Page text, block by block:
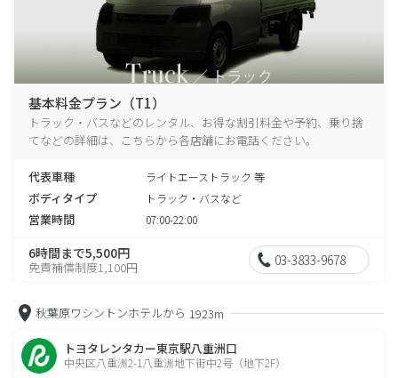
基本料金プラン（T1）
トラック・バスなどのレンタル、お得な割引料金や予約、乗り捨
てなどの詳細は、こちらから各店舗にお電話ください。
代表車種 ライトエーストラック 等
ボディタイプ トラック・バスなど
営業時間 07:00-22:00
6時間まで5,500円
免責補償制度1,100円 03-3833-9678
秋葉原ワシントンホテルから 1923m
トヨタレンタカー東京駅八重洲口
中央区八重洲2-1八重洲地下街中2号（地下2F）